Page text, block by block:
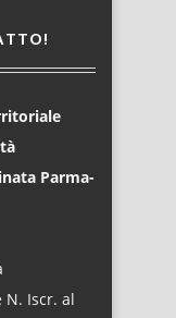
Parma-
N. Iscr. al